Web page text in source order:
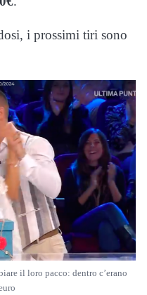
i prossimi tiri sono
il loro pacco: dentro c’erano